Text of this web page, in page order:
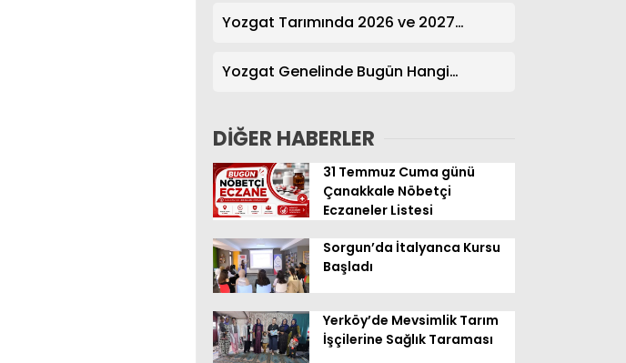
Yozgat Tarımında 2026 ve 2027
Yozgat Genelinde Bugün Hangi
DİĞER HABERLER
31 Temmuz Cuma günü
Çanakkale Nöbetçi
Eczaneler Listesi
Sorgun’da İtalyanca Kursu
Başladı
Yerköy’de Mevsimlik Tarım
İşçilerine Sağlık Taraması